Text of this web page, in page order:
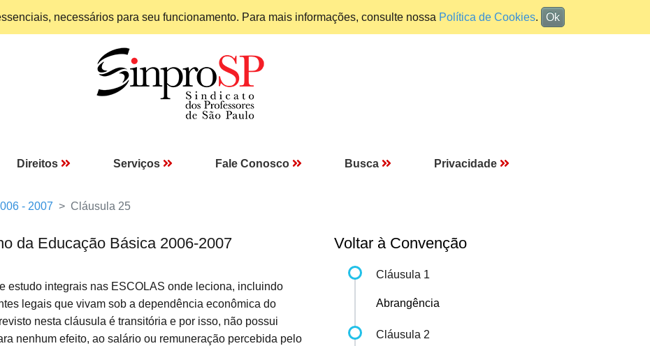
necessários para seu funcionamento. Para mais informações, consulte nossa Política de Cookies. Ok
Direitos Serviços Fale Conosco Busca Privacidade
- 2007 Cláusula 25
da Educação Básica 2006-2007
estudo integrais nas ESCOLAS onde leciona, incluindo
legais que vivam sob a dependência econômica do
nesta cláusula é transitória e por isso, não possui
nenhum efeito, ao salário ou remuneração percebida pelo
Voltar à Convenção
Cláusula 1
Abrangência
Cláusula 2